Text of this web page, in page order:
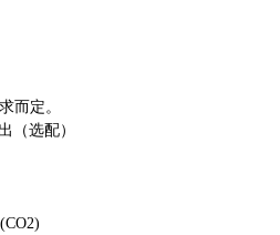
而定。
（选配）
(CO2)